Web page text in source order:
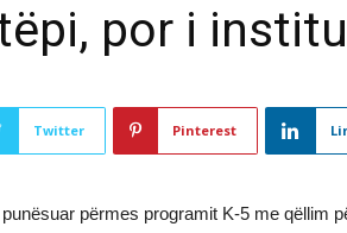
por i
Twitter Pinterest
përmes programit K-5 me qëllim